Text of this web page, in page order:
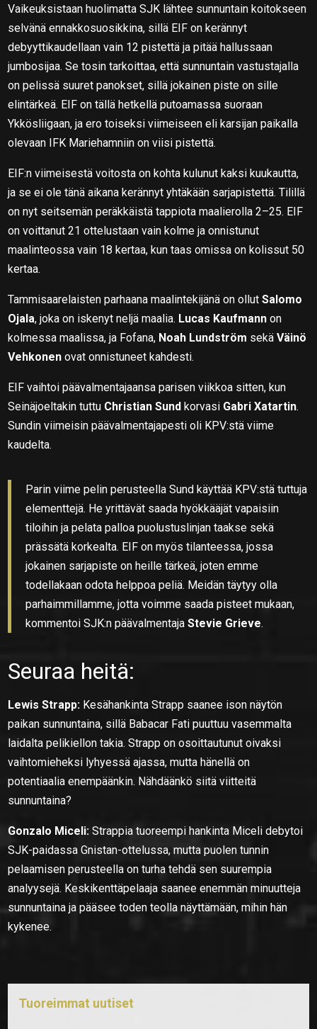
Vaikeuksistaan huolimatta SJK lähtee sunnuntain koitokseen
selvänä ennakkosuosikkina, sillä EIF on kerännyt
debyyttikaudellaan vain 12 pistettä ja pitää hallussaan
jumbosijaa. Se tosin tarkoittaa, että sunnuntain vastustajalla
on pelissä suuret panokset, sillä jokainen piste on sille
elintärkeä. EIF on tällä hetkellä putoamassa suoraan
Ykkösliigaan, ja ero toiseksi viimeiseen eli karsijan paikalla
olevaan IFK Mariehamniin on viisi pistettä.
EIF:n viimeisestä voitosta on kohta kulunut kaksi kuukautta,
ja se ei ole tänä aikana kerännyt yhtäkään sarjapistettä. Tilillä
on nyt seitsemän peräkkäistä tappiota maalierolla 2–25. EIF
on voittanut 21 ottelustaan vain kolme ja onnistunut
maalinteossa vain 18 kertaa, kun taas omissa on kolissut 50
kertaa.
Tammisaarelaisten parhaana maalintekijänä on ollutSalomo
Ojala, joka on iskenyt neljä maalia. Lucas Kaufmann on
kolmessa maalissa, ja Fofana, Noah Lundström sekä Väinö
Vehkonen ovat onnistuneet kahdesti.
EIF vaihtoi päävalmentajaansa parisen viikkoa sitten, kun
Seinäjoeltakin tuttu Christian Sund korvasi Gabri Xatartin.
Sundin viimeisin päävalmentajapesti oli KPV:stä viime
kaudelta.
Parin viime pelin perusteella Sund käyttää KPV:stä tuttuja
elementtejä. He yrittävät saada hyökkääjät vapaisiin
tiloihin ja pelata palloa puolustuslinjan taakse sekä
prässätä korkealta. EIF on myös tilanteessa, jossa
jokainen sarjapiste on heille tärkeä, joten emme
todellakaan odota helppoa peliä. Meidän täytyy olla
parhaimmillamme, jotta voimme saada pisteet mukaan,
kommentoi SJK:n päävalmentajaStevie Grieve.
Seuraa heitä:
Lewis Strapp: Kesähankinta Strapp saanee ison näytön
paikan sunnuntaina, sillä Babacar Fati puuttuu vasemmalta
laidalta pelikiellon takia. Strapp on osoittautunut oivaksi
vaihtomieheksi lyhyessä ajassa, mutta hänellä on
potentiaalia enempäänkin. Nähdäänkö siitä viitteitä
sunnuntaina?
Gonzalo Miceli: Strappia tuoreempi hankinta Miceli debytoi
SJK-paidassa Gnistan-ottelussa, mutta puolen tunnin
pelaamisen perusteella on turha tehdä sen suurempia
analyysejä. Keskikenttäpelaaja saanee enemmän minuutteja
sunnuntaina ja pääsee toden teolla näyttämään, mihin hän
kykenee.
Tuoreimmat uutiset